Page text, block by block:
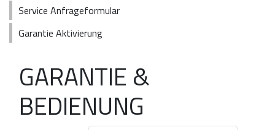
GARANTIE &
BEDIENUNG
Service Anfrageformular
Garantie Aktivierung